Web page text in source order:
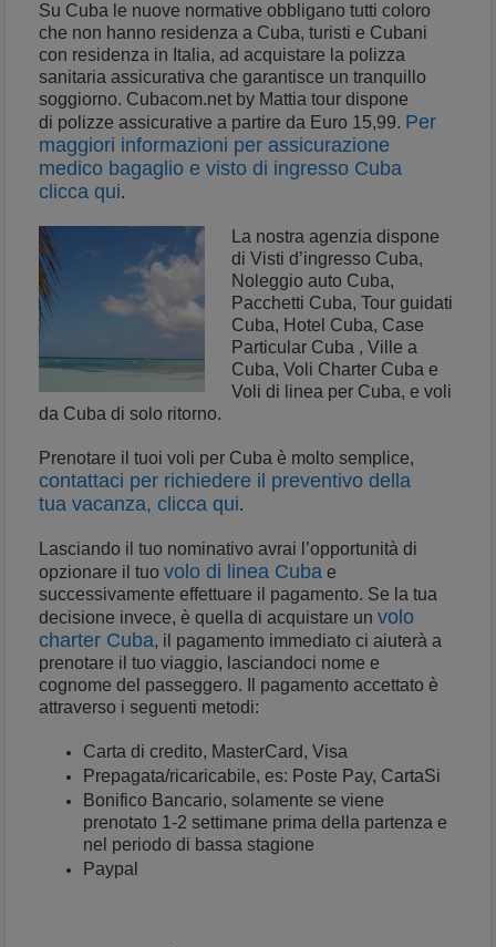
Su Cuba le nuove normative obbligano tutti coloro
che non hanno residenza a Cuba, turisti e Cubani
con residenza in Italia, ad acquistare la polizza
sanitaria assicurativa che garantisce un tranquillo
soggiorno. Cubacom.net by Mattia tour dispone
di polizze assicurative a partire da Euro 15,99. Per
maggiori informazioni per assicurazione
medico bagaglio e visto di ingresso Cuba
clicca qui.
La nostra agenzia dispone
di Visti d’ingresso Cuba,
Noleggio auto Cuba,
Pacchetti Cuba, Tour guidati
Cuba, Hotel Cuba, Case
Particular Cuba , Ville a
Cuba, Voli Charter Cuba e
Voli di linea per Cuba, e voli
da Cuba di solo ritorno.
Prenotare il tuoi voli per Cuba è molto semplice,
contattaci per richiedere il preventivo della
tua vacanza, clicca qui.
Lasciando il tuo nominativo avrai l’opportunità di
opzionare il tuovolo di linea Cuba e
successivamente effettuare il pagamento. Se la tua
decisione invece, è quella di acquistare unvolo
charter Cuba, il pagamento immediato ci aiuterà a
prenotare il tuo viaggio, lasciandoci nome e
cognome del passeggero. Il pagamento accettato è
attraverso i seguenti metodi:
Carta di credito, MasterCard, Visa
Prepagata/ricaricabile, es: Poste Pay, CartaSi
Bonifico Bancario, solamente se viene
prenotato 1-2 settimane prima della partenza e
nel periodo di bassa stagione
Paypal